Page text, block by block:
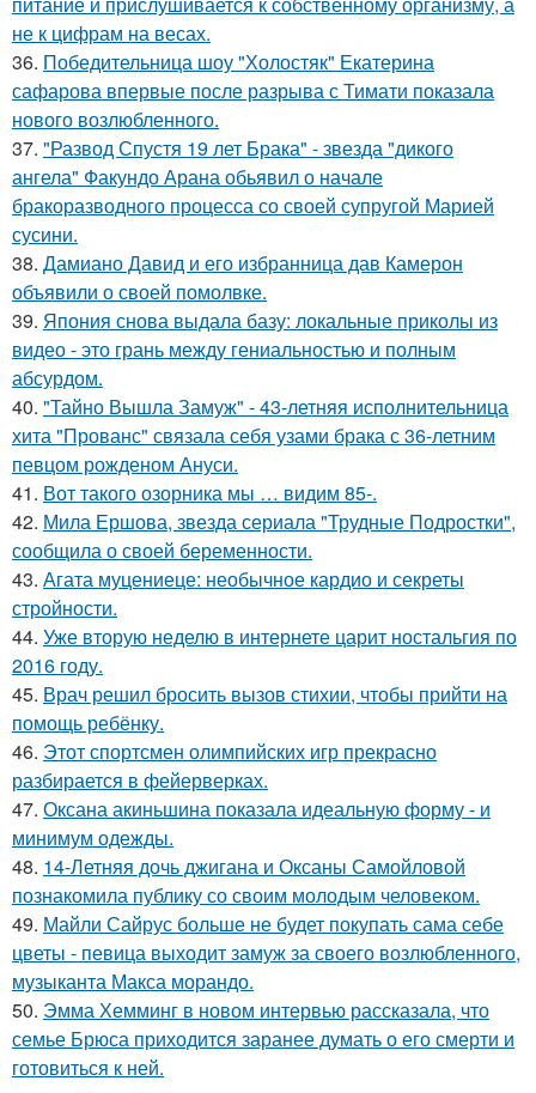
не к цифрам на весах.
36. Победительница шоу "Холостяк" Екатерина
сафарова впервые после разрыва с Тимати показала
нового возлюбленного.
37. "Развод Спустя 19 лет Брака" - звезда "дикого
ангела" Факундо Арана обьявил о начале
бракоразводного процесса со своей супругой Марией
сусини.
38. Дамиано Давид и его избранница дав Камерон
объявили о своей помолвке.
39. Япония снова выдала базу: локальные приколы из
видео - это грань между гениальностью и полным
абсурдом.
40. "Тайно Вышла Замуж" - 43-летняя исполнительница
хита "Прованс" связала себя узами брака с 36-летним
певцом рожденом Ануси.
41. Вот такого озорника мы … видим 85-.
42. Мила Ершова, звезда сериала "Трудные Подростки",
сообщила о своей беременности.
43. Агата муцениеце: необычное кардио и секреты
стройности.
44. Уже вторую неделю в интернете царит ностальгия по
2016 году.
45. Врач решил бросить вызов стихии, чтобы прийти на
помощь ребёнку.
46. Этот спортсмен олимпийских игр прекрасно
разбирается в фейерверках.
47. Оксана акиньшина показала идеальную форму - и
минимум одежды.
48. 14-Летняя дочь джигана и Оксаны Самойловой
познакомила публику со своим молодым человеком.
49. Майли Сайрус больше не будет покупать сама себе
цветы - певица выходит замуж за своего возлюбленного,
музыканта Макса морандо.
50. Эмма Хемминг в новом интервью рассказала, что
семье Брюса приходится заранее думать о его смерти и
готовиться к ней.